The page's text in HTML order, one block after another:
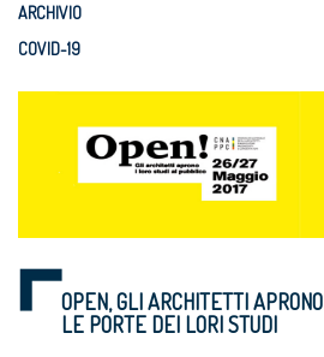
ARCHIVIO
COVID-19
OPEN, GLI ARCHITETTI APRONO
LE PORTE DEI LORI STUDI